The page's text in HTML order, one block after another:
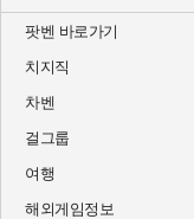
팟벤 바로가기
치지직
차벤
걸그룹
여행
해외게임정보